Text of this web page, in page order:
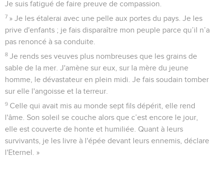
Je suis fatigué de faire preuve de compassion.
7 » Je les étalerai avec une pelle aux portes du pays. Je les
prive d'enfants ; je fais disparaître mon peuple parce qu’il n’a
pas renoncé à sa conduite.
8 Je rends ses veuves plus nombreuses que les grains de
sable de la mer. J'amène sur eux, sur la mère du jeune
homme, le dévastateur en plein midi. Je fais soudain tomber
sur elle l'angoisse et la terreur.
9 Celle qui avait mis au monde sept fils dépérit, elle rend
l'âme. Son soleil se couche alors que c’est encore le jour,
elle est couverte de honte et humiliée. Quant à leurs
survivants, je les livre à l'épée devant leurs ennemis, déclare
l'Eternel. »